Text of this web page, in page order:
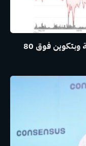
كوين بيز تتعافى مع ارتفاع العملات البديلة وبتكوين فوق 80